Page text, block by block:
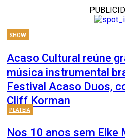
SHOW
Acaso Cultural reúne
música instrumental
Festival Acaso Duos,
Cliff Korman
PLATEIA
Nos 10 anos sem Elke